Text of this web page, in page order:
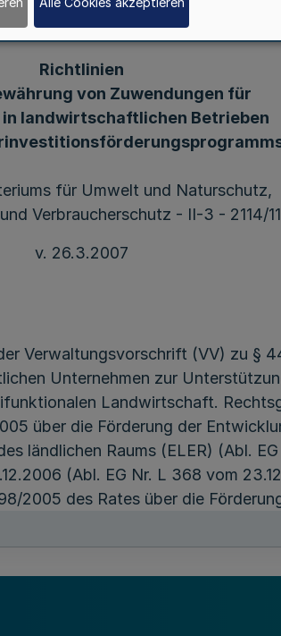
Richtlinien
von Zuwendungen für
landwirtschaftlichen Betrieben
für Umwelt und Naturschutz,
Verbraucherschutz - II-3 - 2114/11
v. 26.3.2007
Verwaltungsvorschrift (VV) zu §
Unternehmen zur
Landwirtschaft.
über die Förderung der
ländlichen Raums (ELER) (Abl. EG
(Abl. EG Nr. L 368 vom
2005 des Rates über die
(Abl. EG Nr. L 368 vom